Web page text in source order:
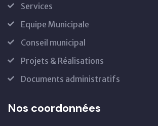
Services
Equipe Municipale
Conseil municipal
Projets & Réalisations
Documents administratifs
Nos coordonnées